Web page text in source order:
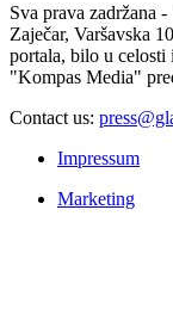
Sva prava zadržana
Zaječar, Varšavska
portala, bilo u celosti
"Kompas Media"
Contact us:
Impressum
Marketing